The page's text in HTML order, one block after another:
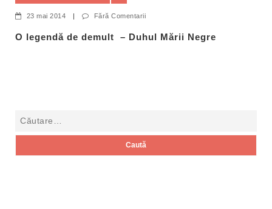
23 mai 2014 | Fără Comentarii
O legendă de demult – Duhul Mării Negre